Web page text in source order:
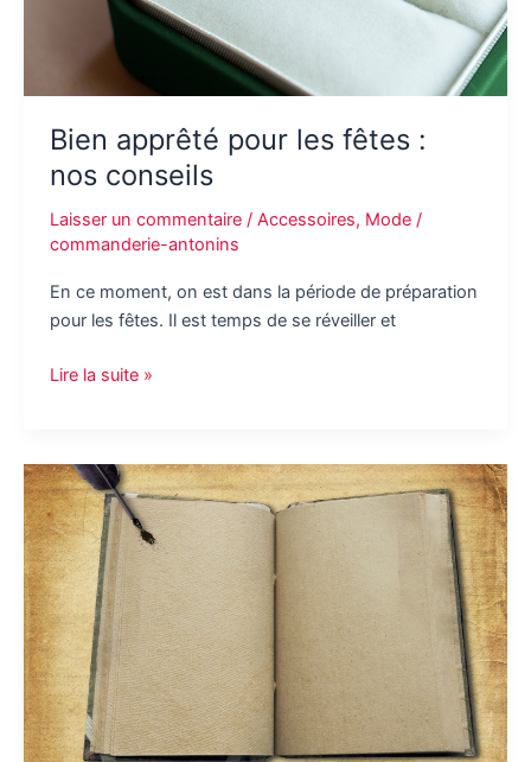
Bien apprêté pour les fêtes :
nos conseils
Laisser un commentaire / Accessoires, Mode/
commanderie-antonins
En ce moment, on est dans la période de préparation
pour les fêtes. Il est temps de se réveiller et
Bien
les
fêtes
:
nos
conseils
Lire la suite »